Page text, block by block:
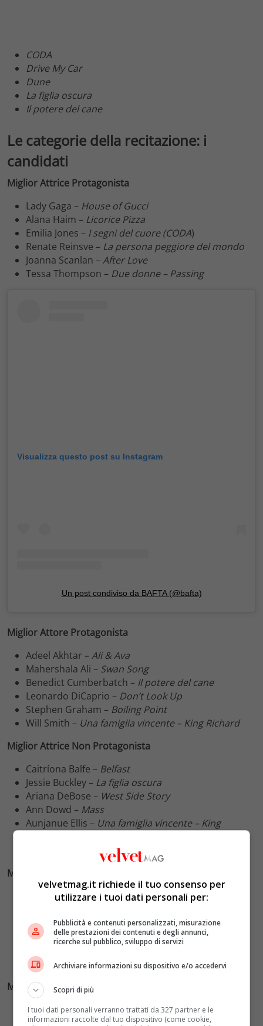
CODA
Drive My Car
Dune
La figlia oscura
Il potere del cane
Le categorie della recitazione: i
candidati
Miglior Attrice Protagonista
Lady Gaga – House of Gucci
Alana Haim – Licorice Pizza
Emilia Jones – I segni del cuore (CODA)
Renate Reinsve – La persona peggiore del mondo
Joanna Scanlan –After Love
Tessa Thompson – Due donne – Passing
Visualizza questo post su Instagram
Un post condiviso da BAFTA (@bafta)
Miglior Attore Protagonista
Adeel Akhtar –Ali & Ava
Mahershala Ali – Swan Song
Benedict Cumberbatch – Il potere del cane
Leonardo DiCaprio – Don’t Look Up
Stephen Graham – Boiling Point
Will Smith – Una famiglia vincente – King Richard
Miglior Attrice Non Protagonista
Caitríona Balfe – Belfast
Jessie Buckley – La figlia oscura
Ariana DeBose – West Side Story
Ann Dowd – Mass
Aunjanue Ellis – Una famiglia vincente – King
Due donne – Passing
Miglior Attore Non Protagonista
Mike Faist –West Side Story
Troy Kotsur –I segni del cuore (CODA)
Woody Norman –C’mon C’mon
Jesse Plemons –
Il potere del cane
Kodi Smit-McPhee –Il potere del cane
Miglior Stella Emergente
Millicent Simmonds
Lashana Lynch
velvetmag.it richiede il tuo consenso per
utilizzare i tuoi dati personali per:
Pubblicità e contenuti personalizzati, misurazione
delle prestazioni dei contenuti e degli annunci,
ricerche sul pubblico, sviluppo di servizi
Archiviare informazioni su dispositivo e/o accedervi
Scopri di più
I tuoi dati personali verranno trattati da 327 partner e le
informazioni raccolte dal tuo dispositivo (come cookie,